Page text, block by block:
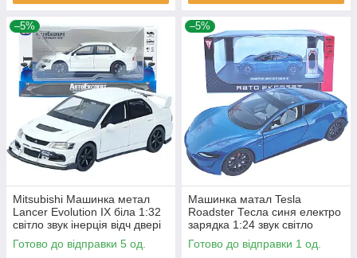
–5%
Mitsubishi Машинка метал
Lancer Evolution IX біла 1:32
світло звук інерція відч двері
баг капот 15*5,5*4,5см (TK-
20651)
Готово до відправки 5 од.
–5%
Машинка матал Tesla
Roadster Тесла синя електро
зарядка 1:24 звук світло
17*6,5*4,5см (RS-03612)
Готово до відправки 1 од.